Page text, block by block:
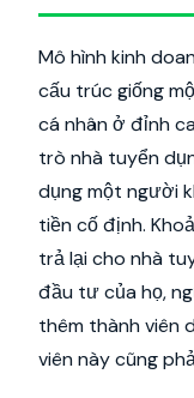
Mô hình kinh
cấu trúc giống
cá nhân ở đỉnh
trò nhà tuyển
dụng một người
tiền cố định.
trả lại cho nhà
đầu tư của họ,
thêm thành viên
viên này cũng